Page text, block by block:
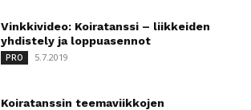
Vinkkivideo: Koiratanssi – liikkeiden
yhdistely ja loppuasennot
PRO 5.7.2019
Koiratanssin teemaviikkojen